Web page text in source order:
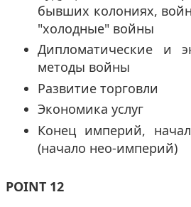
бывших колониях,
"холодные" войны
Дипломатические и
методы войны
Развитие торговли
Экономика услуг
Конец империй,
(начало нео-империй)
POINT 12